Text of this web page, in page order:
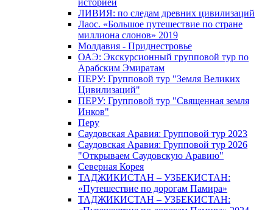
историей
ЛИВИЯ: по следам древних цивилизаций
Лаос. «Большое путешествие по стране
миллиона слонов» 2019
Молдавия - Приднестровье
ОАЭ: Экскурсионный групповой тур по
Арабским Эмиратам
ПЕРУ: Групповой тур "Земля Великих
Цивилизаций"
ПЕРУ: Групповой тур "Священная земля
Инков"
Перу
Саудовская Аравия: Групповой тур 2023
Саудовская Аравия: Групповой тур 2026
"Открываем Саудовскую Аравию"
Северная Корея
ТАДЖИКИСТАН – УЗБЕКИСТАН:
«Путешествие по дорогам Памира»
ТАДЖИКИСТАН – УЗБЕКИСТАН: